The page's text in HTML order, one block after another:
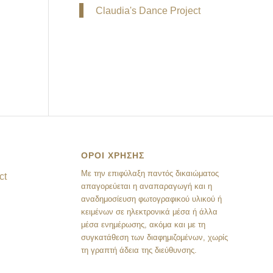
Claudia's Dance Project
ΟΡΟΙ ΧΡΗΣΗΣ
Mε την επιφύλαξη παντός δικαιώματος
απαγορεύεται η αναπαραγωγή και η
αναδημοσίευση φωτογραφικού υλικού ή
κειμένων σε ηλεκτρονικά μέσα ή άλλα
μέσα ενημέρωσης, ακόμα και με τη
συγκατάθεση των διαφημιζομένων, χωρίς
τη γραπτή άδεια της διεύθυνσης.